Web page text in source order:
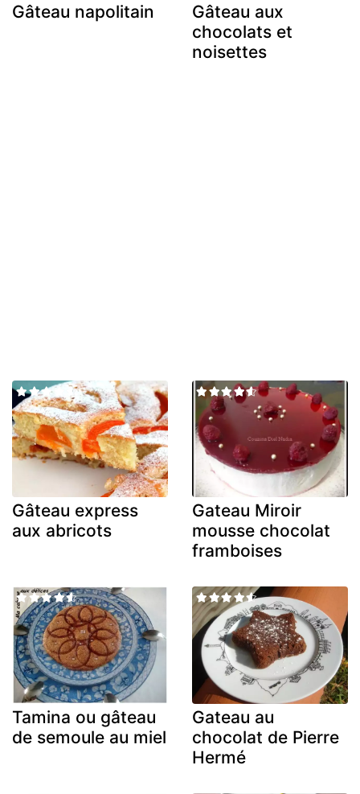
Gâteau napolitain
Gâteau aux
chocolats et
noisettes
Gâteau express
aux abricots
Gateau Miroir
mousse chocolat
framboises
Tamina ou gâteau
de semoule au miel
Gateau au
chocolat de Pierre
Hermé